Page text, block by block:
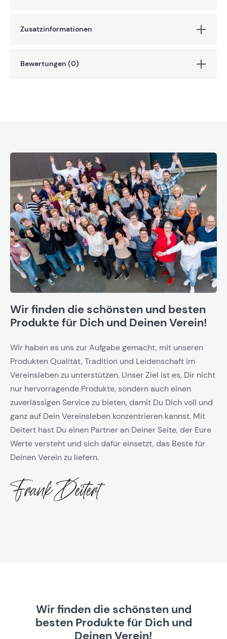
Zusatzinformationen
Bewertungen (0)
Wir finden die schönsten und besten
Produkte für Dich und Deinen Verein!
Wir haben es uns zur Aufgabe gemacht, mit unseren
Produkten Qualität, Tradition und Leidenschaft im
Vereinsleben zu unterstützen. Unser Ziel ist es, Dir nicht
nur hervorragende Produkte, sondern auch einen
zuverlässigen Service zu bieten, damit Du Dich voll und
ganz auf Dein Vereinsleben konzentrieren kannst. Mit
Deitert hast Du einen Partner an Deiner Seite, der Eure
Werte versteht und sich dafür einsetzt, das Beste für
Deinen Verein zu liefern.
Wir finden die schönsten und
besten Produkte für Dich und
Deinen Verein!